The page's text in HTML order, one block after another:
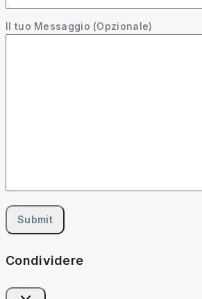
Il tuo Messaggio (Opzionale)
Condividere